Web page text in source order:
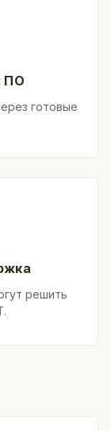
ПО
готовые
решить